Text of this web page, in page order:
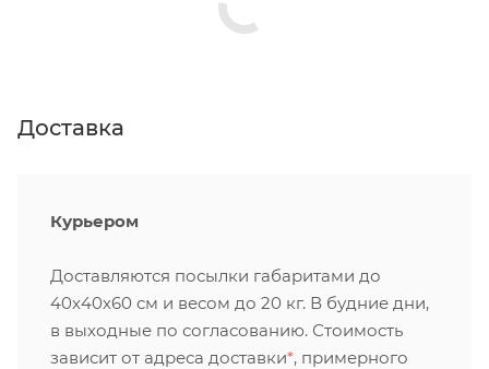
Доставка
Курьером
Доставляются посылки габаритами до
40х40х60 см и весом до 20 кг. В будние дни,
в выходные по согласованию. Стоимость
зависит от адреса доставки*, примерного